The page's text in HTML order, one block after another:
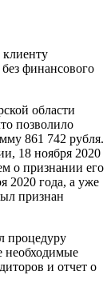
финансового
области
позволило
861 742 рубля.
18 ноября 2020
о признании его
2020 года, а уже
признан
процедуру
необходимые
и отчет о